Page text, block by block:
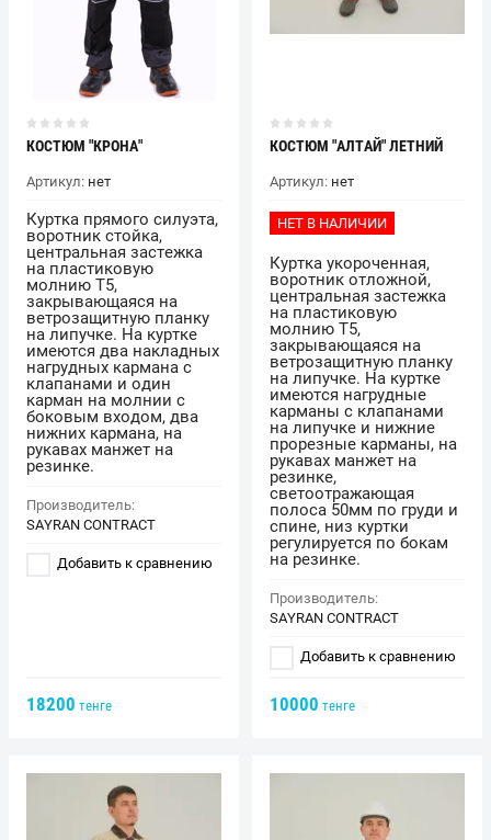
КОСТЮМ "КРОНА"
Артикул: нет
Куртка прямого силуэта,
воротник стойка,
центральная застежка
на пластиковую
молнию Т5,
закрывающаяся на
ветрозащитную планку
на липучке. На куртке
имеются два накладных
нагрудных кармана с
клапанами и один
карман на молнии с
боковым входом, два
нижних кармана, на
рукавах манжет на
резинке.
Производитель:
SAYRAN CONTRACT
Добавить к сравнению
18200 тенге
КОСТЮМ "АЛТАЙ" ЛЕТНИЙ
Артикул:нет
НЕТ В НАЛИЧИИ
Куртка укороченная,
воротник отложной,
центральная застежка
на пластиковую
молнию Т5,
закрывающаяся на
ветрозащитную планку
на липучке. На куртке
имеются нагрудные
карманы с клапанами
на липучке и нижние
прорезные карманы, на
рукавах манжет на
резинке,
светоотражающая
полоса 50мм по груди и
спине, низ куртки
регулируется по бокам
на резинке.
Производитель:
SAYRAN CONTRACT
Добавить к сравнению
10000 тенге